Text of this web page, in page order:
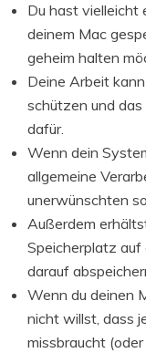
Du hast vielleicht
deinem Mac
geheim halten
Deine Arbeit
schützen und
dafür.
Wenn dein
allgemeine
unerwünschten
Außerdem
Speicherplatz auf
darauf
Wenn du deinen
nicht willst, dass
missbraucht